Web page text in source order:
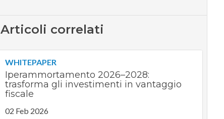
Articoli correlati
WHITEPAPER
Iperammortamento 2026–2028:
trasforma gli investimenti in vantaggio
fiscale
02 Feb 2026